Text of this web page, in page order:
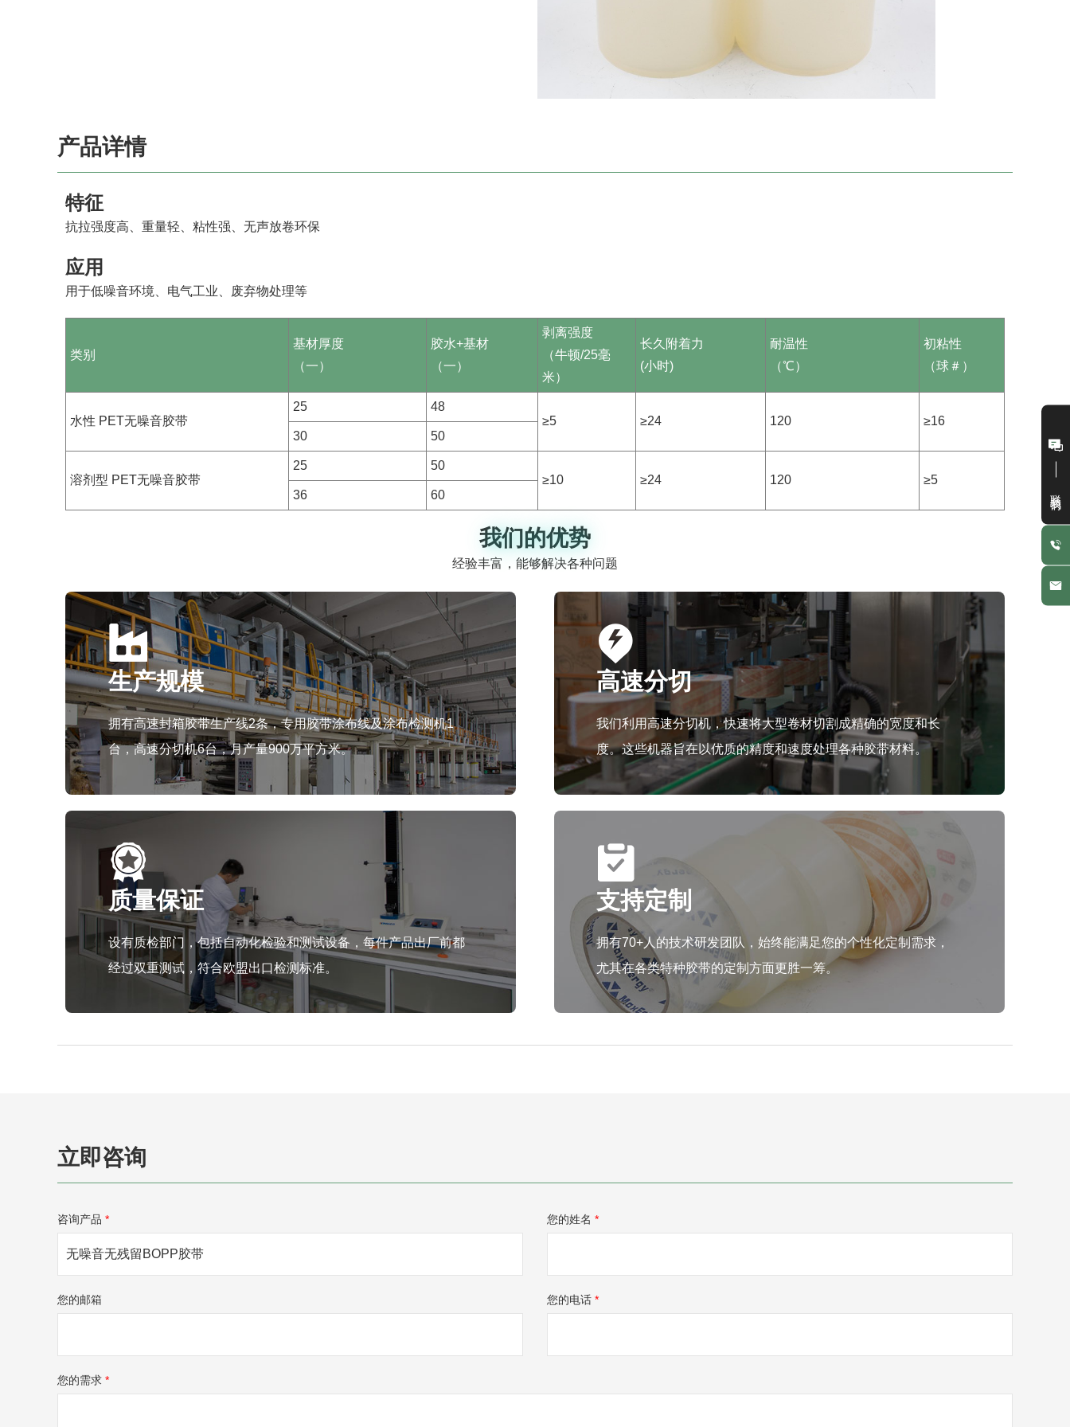
产品详情
特征
抗拉强度高、重量轻、粘性强、无声放卷环保
应用
用于低噪音环境、电气工业、废弃物处理等
类别
基材厚度
（一）
胶水+基材
（一）
剥离强度
（牛顿/25毫
米）
长久附着力
(小时)
耐温性
（℃）
初粘性
（球＃）
水性 PET无噪音胶带
25
48
≥5
≥24 120
≥16
30
50
溶剂型 PET无噪音胶带
25
50
≥10
≥24 120
≥5
36
60
我们的优势
我们的优势
经验丰富，能够解决各种问题
生产规模
拥有高速封箱胶带生产线2条，专用胶带涂布线及涂布检测机1
台，高速分切机6台，月产量900万平方米。
高速分切
我们利用高速分切机，快速将大型卷材切割成精确的宽度和长
度。这些机器旨在以优质的精度和速度处理各种胶带材料。
质量保证
设有质检部门，包括自动化检验和测试设备，每件产品出厂前都
经过双重测试，符合欧盟出口检测标准。
支持定制
拥有70+人的技术研发团队，始终能满足您的个性化定制需求，
尤其在各类特种胶带的定制方面更胜一筹。
立即咨询
咨询产品 * 您的姓名 *
您的邮箱 您的电话 *
您的需求 *